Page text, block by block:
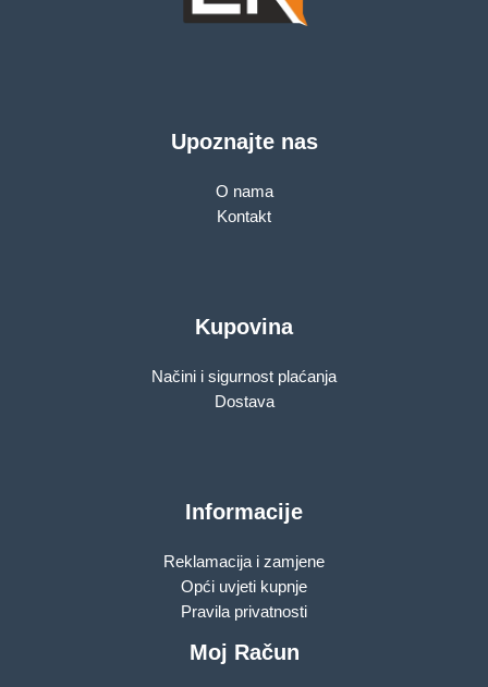
Upoznajte nas
O nama
Kontakt
Kupovina
Načini i sigurnost plaćanja
Dostava
Informacije
Reklamacija i zamjene
Opći uvjeti kupnje
Pravila privatnosti
Moj Račun